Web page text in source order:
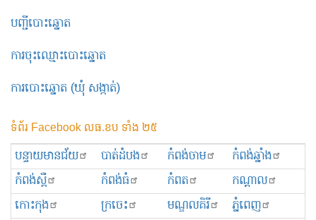
បញ្ជីបោះឆ្នោត
ការចុះឈ្មោះបោះឆ្នោត
ការបោះឆ្នោត (ឃុំ សង្កាត់)
ទំព័រ Facebook លធ.ខប ទាំង ២៥
បន្ទាយមានជ័យ បាត់ដំបង កំពង់ចាម
កំពង់ឆ្នាំង
កំពង់ស្ពឺ
កំពង់ធំ កំពត
កណ្ដាល
កោះកុង
ក្រចេះ មណ្ឌលគិរី
ភ្នំពេញ